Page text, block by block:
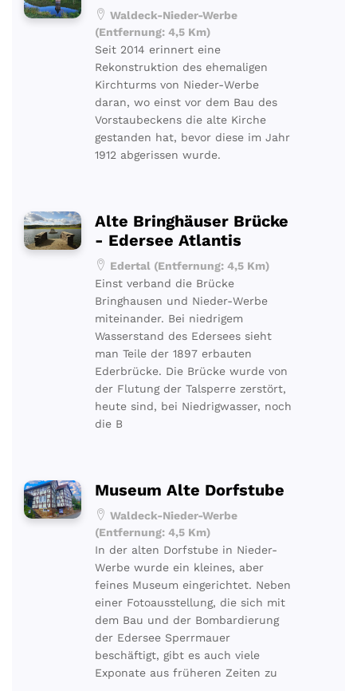
Waldeck-Nieder-Werbe
(Entfernung: 4,5 Km)
Seit 2014 erinnert eine
Rekonstruktion des ehemaligen
Kirchturms von Nieder-Werbe
daran, wo einst vor dem Bau des
Vorstaubeckens die alte Kirche
gestanden hat, bevor diese im Jahr
1912 abgerissen wurde.
Alte Bringhäuser Brücke
- Edersee Atlantis
Edertal (Entfernung: 4,5 Km)
Einst verband die Brücke
Bringhausen und Nieder-Werbe
miteinander. Bei niedrigem
Wasserstand des Edersees sieht
man Teile der 1897 erbauten
Ederbrücke. Die Brücke wurde von
der Flutung der Talsperre zerstört,
heute sind, bei Niedrigwasser, noch
die B
Museum Alte Dorfstube
Waldeck-Nieder-Werbe
(Entfernung: 4,5 Km)
In der alten Dorfstube in Nieder-
Werbe wurde ein kleines, aber
feines Museum eingerichtet. Neben
einer Fotoausstellung, die sich mit
dem Bau und der Bombardierung
der Edersee Sperrmauer
beschäftigt, gibt es auch viele
Exponate aus früheren Zeiten zu